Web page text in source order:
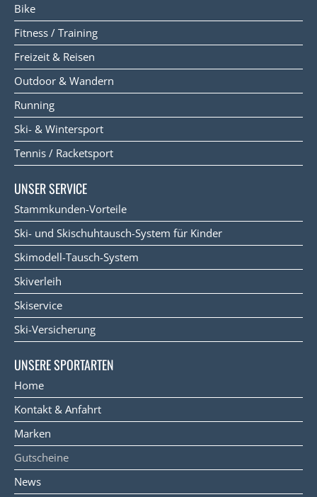
Bike
Fitness / Training
Freizeit & Reisen
Outdoor & Wandern
Running
Ski- & Wintersport
Tennis / Racketsport
UNSER SERVICE
Stammkunden-Vorteile
Ski- und Skischuhtausch-System für Kinder
Skimodell-Tausch-System
Skiverleih
Skiservice
Ski-Versicherung
UNSERE SPORTARTEN
Home
Kontakt & Anfahrt
Marken
Gutscheine
News